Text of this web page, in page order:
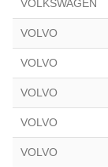
VOLKSWAGEN
VOLVO
VOLVO
VOLVO
VOLVO
VOLVO